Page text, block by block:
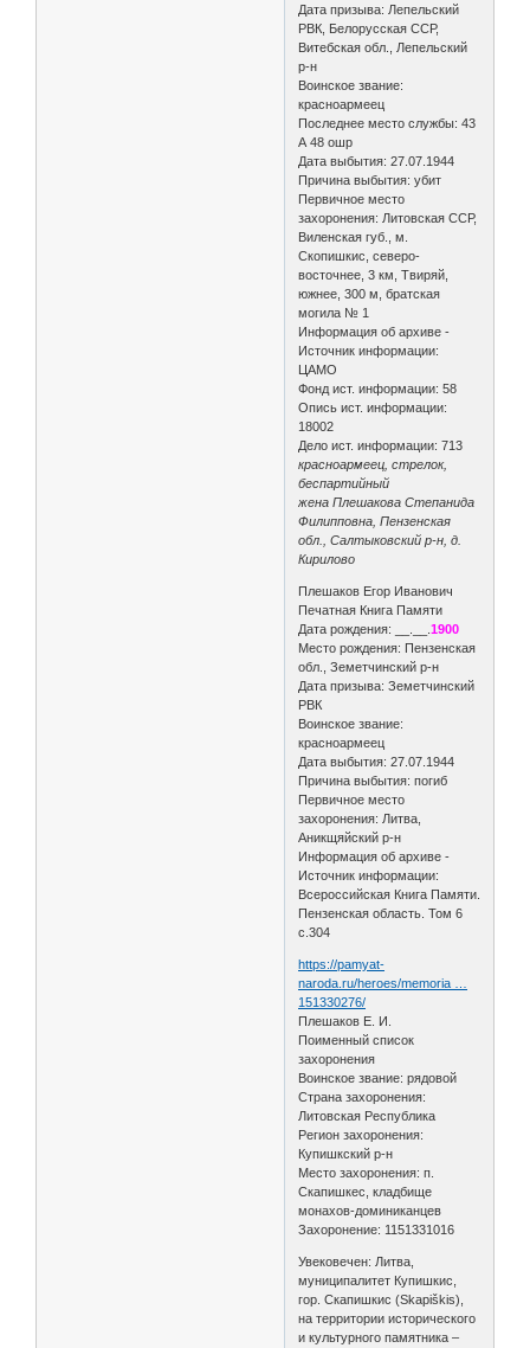
Дата призыва: Лепельский
РВК, Белорусская ССР,
Витебская обл., Лепельский
р-н
Воинское звание:
красноармеец
Последнее место службы: 43
А 48 ошр
Дата выбытия: 27.07.1944
Причина выбытия: убит
Первичное место
захоронения: Литовская ССР,
Виленская губ., м.
Скопишкис, северо-
восточнее, 3 км, Твиряй,
южнее, 300 м, братская
могила № 1
Информация об архиве -
Источник информации:
ЦАМО
Фонд ист. информации: 58
Опись ист. информации:
18002
Дело ист. информации: 713
красноармеец, стрелок,
беспартийный
жена Плешакова Степанида
Филипповна, Пензенская
обл., Салтыковский р-н, д.
Кирилово
Плешаков Егор Иванович
Печатная Книга Памяти
Дата рождения: __.__.1900
Место рождения: Пензенская
обл., Земетчинский р-н
Дата призыва: Земетчинский
РВК
Воинское звание:
красноармеец
Дата выбытия: 27.07.1944
Причина выбытия: погиб
Первичное место
захоронения: Литва,
Аникщяйский р-н
Информация об архиве -
Источник информации:
Всероссийская Книга Памяти.
Пензенская область. Том 6
с.304
https://pamyat-
naroda.ru/heroes/memoria …
151330276/
Плешаков Е. И.
Поименный список
захоронения
Воинское звание: рядовой
Страна захоронения:
Литовская Республика
Регион захоронения:
Купишкский р-н
Место захоронения: п.
Скапишкес, кладбище
монахов-доминиканцев
Захоронение: 1151331016
Увековечен: Литва,
муниципалитет Купишкис,
гор. Скапишкис (Skapiškis),
на территории исторического
и культурного памятника –